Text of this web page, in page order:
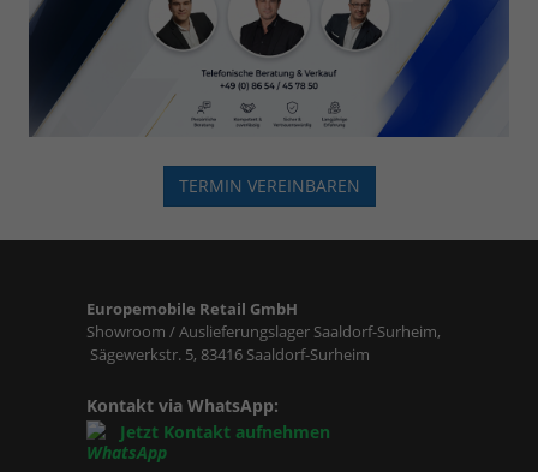
TERMIN VEREINBAREN
Europemobile Retail GmbH
Showroom / Auslieferungslager Saaldorf-Surheim,
Sägewerkstr. 5, 83416 Saaldorf-Surheim
Kontakt via WhatsApp:
Jetzt Kontakt aufnehmen